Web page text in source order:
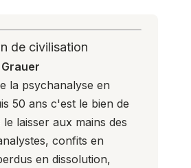
de civilisation
la psychanalyse en
50 ans c'est le bien de
laisser aux mains des
confits en
en dissolution,